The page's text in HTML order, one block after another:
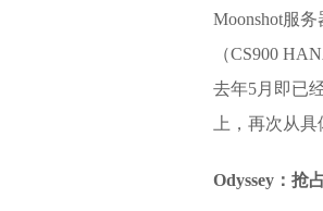
Moonshot服
（CS900
去年5月即已
上，再次从
Odyssey：抢